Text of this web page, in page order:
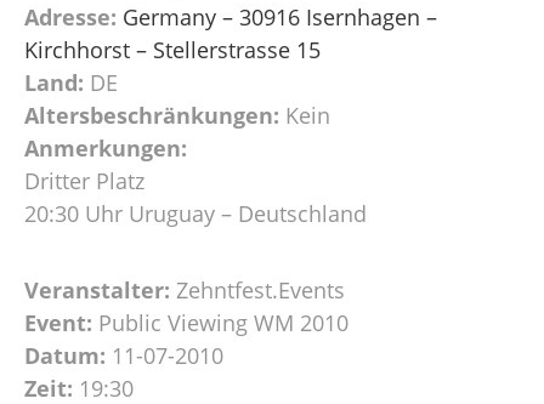
Adresse: Germany – 30916 Isernhagen –
Kirchhorst – Stellerstrasse 15
Land: DE
Altersbeschränkungen: Kein
Anmerkungen:
Dritter Platz
20:30 Uhr Uruguay – Deutschland
Veranstalter: Zehntfest.Events
Event: Public Viewing WM 2010
Datum: 11-07-2010
Zeit: 19:30